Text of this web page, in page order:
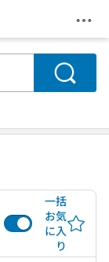
メ
検索
一括
お気
に入
り